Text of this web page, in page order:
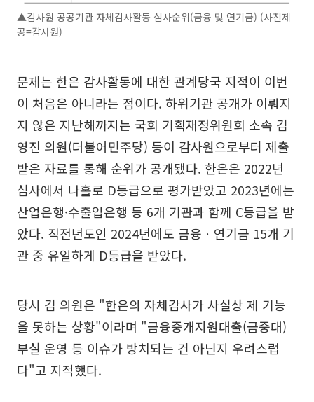
▲감사원 공공기관 자체감사활동 심사순위(금융 및 연기금) (사진제
공=감사원)
문제는 한은 감사활동에 대한 관계당국 지적이 이번
이 처음은 아니라는 점이다. 하위기관 공개가 이뤄지
지 않은 지난해까지는 국회 기획재정위원회 소속 김
영진 의원(더불어민주당) 등이 감사원으로부터 제출
받은 자료를 통해 순위가 공개됐다. 한은은 2022년
심사에서 나홀로 D등급으로 평가받았고 2023년에는
산업은행·수출입은행 등 6개 기관과 함께 C등급을 받
았다. 직전년도인 2024년에도 금융ㆍ연기금 15개 기
관 중 유일하게 D등급을 받았다.
당시 김 의원은 "한은의 자체감사가 사실상 제 기능
을 못하는 상황"이라며 "금융중개지원대출(금중대)
부실 운영 등 이슈가 방치되는 건 아닌지 우려스럽
다"고 지적했다.